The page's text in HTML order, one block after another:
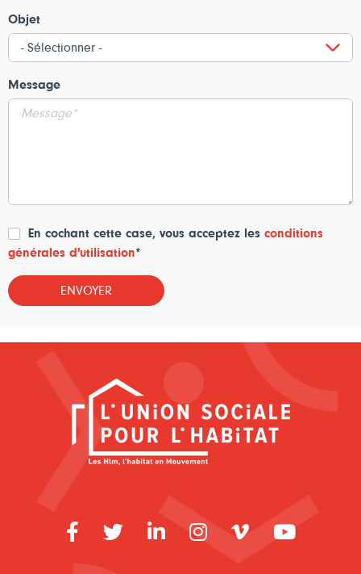
Objet
Message
En cochant cette case, vous acceptez les conditions
générales d'utilisation*
Facebook
TwitterLinkedInInstagram
VimeoYoutube